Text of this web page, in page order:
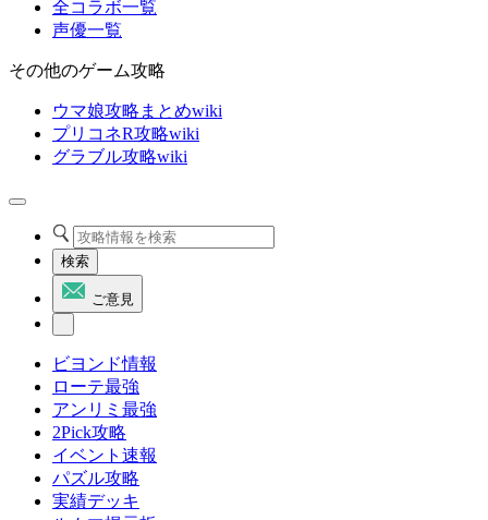
全コラボ一覧
声優一覧
その他のゲーム攻略
ウマ娘攻略まとめwiki
プリコネR攻略wiki
グラブル攻略wiki
検索
ご意見
ビヨンド情報
ローテ最強
アンリミ最強
2Pick攻略
イベント速報
パズル攻略
実績デッキ